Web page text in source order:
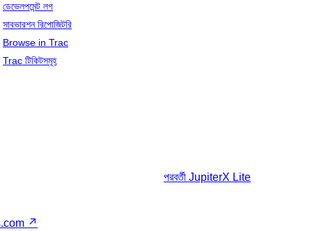
ডেভেলপমেন্ট লগ
সাবভারশন রিপোজিটরি
Browse in Trac
Trac টিকিটসমূহ
পরবর্তী JupiterX Lite
↗